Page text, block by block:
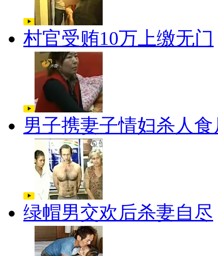
村官受贿10万上缴无门
男子携妻子情妇杀人食
绿帽男交欢后杀妻自尽